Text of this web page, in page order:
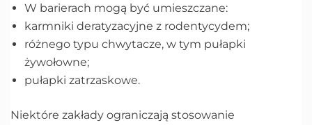
W barierach mogą być umieszczane:
karmniki deratyzacyjne z rodentycydem;
różnego typu chwytacze, w tym pułapki
żywołowne;
pułapki zatrzaskowe.
Niektóre zakłady ograniczają stosowanie